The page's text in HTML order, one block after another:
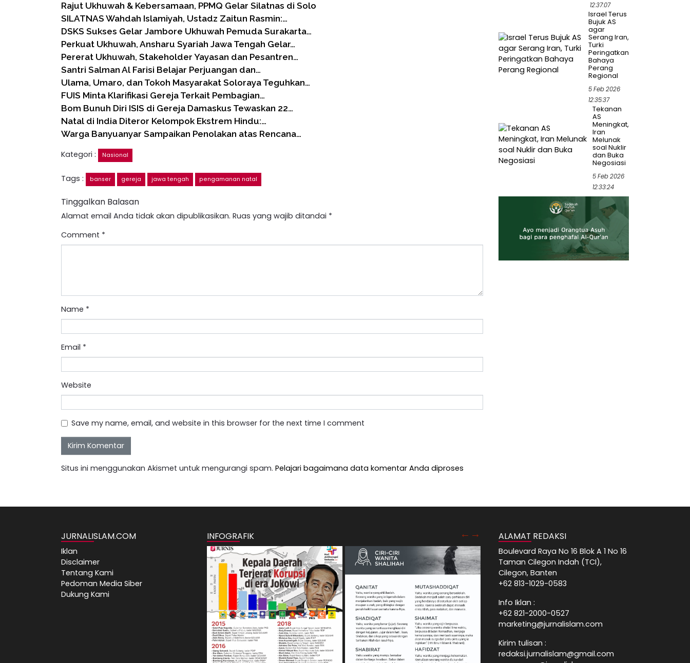
Rajut Ukhuwah & Kebersamaan, PPMQ Gelar Silatnas di Solo
SILATNAS Wahdah Islamiyah, Ustadz Zaitun Rasmin:…
DSKS Sukses Gelar Jambore Ukhuwah Pemuda Surakarta…
Perkuat Ukhuwah, Ansharu Syariah Jawa Tengah Gelar…
Pererat Ukhuwah, Stakeholder Yayasan dan Pesantren…
Santri Salman Al Farisi Belajar Perjuangan dan…
Ulama, Umaro, dan Tokoh Masyarakat Soloraya Teguhkan…
FUIS Minta Klarifikasi Gereja Terkait Pembagian…
Bom Bunuh Diri ISIS di Gereja Damaskus Tewaskan 22…
Natal di India Diteror Kelompok Ekstrem Hindu:…
Warga Banyuanyar Sampaikan Penolakan atas Rencana…
Kategori :
Nasional
Tags : banser gereja jawa tengah pengamanan natal
Tinggalkan Balasan
Alamat email Anda tidak akan dipublikasikan. Ruas yang wajib ditandai *
Comment *
Name *
Email *
Website
Save my name, email, and website in this browser for the next time I comment
Situs ini menggunakan Akismet untuk mengurangi spam. Pelajari bagaimana data komentar Anda diproses
12:37:07
Israel Terus
Bujuk AS
agar
Serang Iran,
Turki
Peringatkan
Bahaya
Perang
Regional
5 Feb 2026
12:35:37
Tekanan
AS
Meningkat,
Iran
Melunak
soal Nuklir
dan Buka
Negosiasi
5 Feb 2026
12:33:24
JURNALISLAM.COM
Iklan
Disclaimer
Tentang Kami
Pedoman Media Siber
Dukung Kami
INFOGRAFIK ALAMAT REDAKSI
Boulevard Raya No 16 Blok A 1 No 16
Taman Cilegon Indah (TCI),
Cilegon, Banten
+62 813-1029-0583
Info Iklan :
+62 821-2000-0527
marketing@jurnalislam.com
Kirim tulisan :
redaksi.jurnalislam@gmail.com